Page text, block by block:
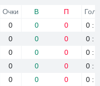
Очки В П
0 0 0
0 : 0
0 0 0
0 : 0
0 0 0
0 : 0
0 0 0
0 : 0
0 0 0
0 : 0